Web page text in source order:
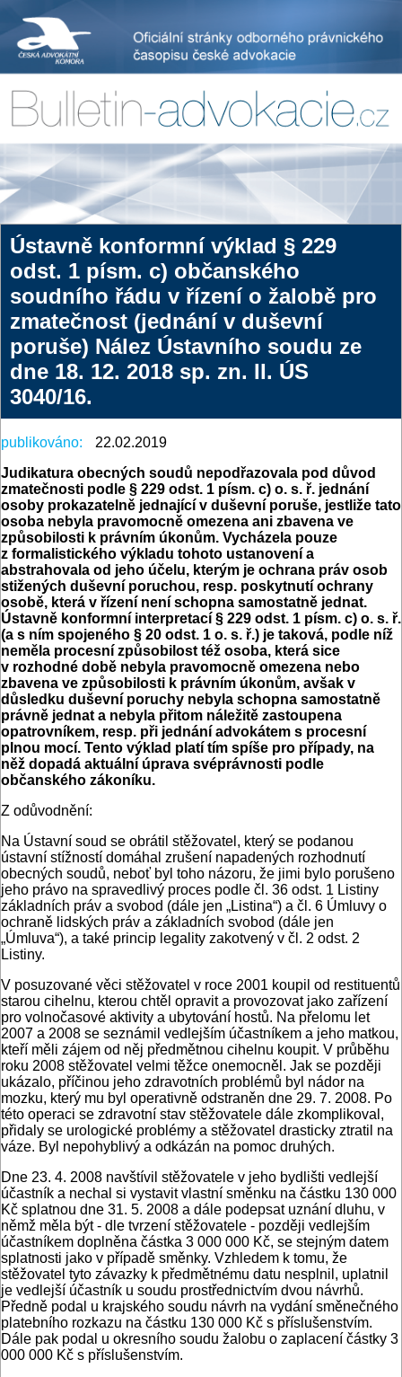
Ústavně konformní výklad § 229
odst. 1 písm. c) občanského
soudního řádu v řízení o žalobě pro
zmatečnost (jednání v duševní
poruše) Nález Ústavního soudu ze
dne 18. 12. 2018 sp. zn. II. ÚS
3040/16.
publikováno:
22.02.2019
Judikatura obecných soudů nepodřazovala pod důvod
zmatečnosti podle § 229 odst. 1 písm. c) o. s. ř. jednání
osoby prokazatelně jednající v duševní poruše, jestliže tato
osoba nebyla pravomocně omezena ani zbavena ve
způsobilosti k právním úkonům. Vycházela pouze
z formalistického výkladu tohoto ustanovení a
abstrahovala od jeho účelu, kterým je ochrana práv osob
stižených duševní poruchou, resp. poskytnutí ochrany
osobě, která v řízení není schopna samostatně jednat.
Ústavně konformní interpretací § 229 odst. 1 písm. c) o. s. ř.
(a s ním spojeného § 20 odst. 1 o. s. ř.) je taková, podle níž
neměla procesní způsobilost též osoba, která sice
v rozhodné době nebyla pravomocně omezena nebo
zbavena ve způsobilosti k právním úkonům, avšak v
důsledku duševní poruchy nebyla schopna samostatně
právně jednat a nebyla přitom náležitě zastoupena
opatrovníkem, resp. při jednání advokátem s procesní
plnou mocí. Tento výklad platí tím spíše pro případy, na
něž dopadá aktuální úprava svéprávnosti podle
občanského zákoníku.
Z odůvodnění:
Na Ústavní soud se obrátil stěžovatel, který se podanou
ústavní stížností domáhal zrušení napadených rozhodnutí
obecných soudů, neboť byl toho názoru, že jimi bylo porušeno
jeho právo na spravedlivý proces podle čl. 36 odst. 1 Listiny
základních práv a svobod (dále jen „Listina“) a čl. 6 Úmluvy o
ochraně lidských práv a základních svobod (dále jen
„Úmluva“), a také princip legality zakotvený v čl. 2 odst. 2
Listiny.
V posuzované věci stěžovatel v roce 2001 koupil od restituentů
starou cihelnu, kterou chtěl opravit a provozovat jako zařízení
pro volnočasové aktivity a ubytování hostů. Na přelomu let
2007 a 2008 se seznámil vedlejším účastníkem a jeho matkou,
kteří měli zájem od něj předmětnou cihelnu koupit. V průběhu
roku 2008 stěžovatel velmi těžce onemocněl. Jak se později
ukázalo, příčinou jeho zdravotních problémů byl nádor na
mozku, který mu byl operativně odstraněn dne 29. 7. 2008. Po
této operaci se zdravotní stav stěžovatele dále zkomplikoval,
přidaly se urologické problémy a stěžovatel drasticky ztratil na
váze. Byl nepohyblivý a odkázán na pomoc druhých.
Dne 23. 4. 2008 navštívil stěžovatele v jeho bydlišti vedlejší
účastník a nechal si vystavit vlastní směnku na částku 130 000
Kč splatnou dne 31. 5. 2008 a dále podepsat uznání dluhu, v
němž měla být - dle tvrzení stěžovatele - později vedlejším
účastníkem doplněna částka 3 000 000 Kč, se stejným datem
splatnosti jako v případě směnky. Vzhledem k tomu, že
stěžovatel tyto závazky k předmětnému datu nesplnil, uplatnil
je vedlejší účastník u soudu prostřednictvím dvou návrhů.
Předně podal u krajského soudu návrh na vydání směnečného
platebního rozkazu na částku 130 000 Kč s příslušenstvím.
Dále pak podal u okresního soudu žalobu o zaplacení částky 3
000 000 Kč s příslušenstvím.